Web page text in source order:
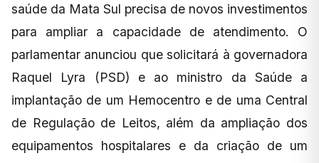
saúde da Mata Sul precisa de novos investimentos
para ampliar a capacidade de atendimento. O
parlamentar anunciou que solicitará à governadora
Raquel Lyra (PSD) e ao ministro da Saúde a
implantação de um Hemocentro e de uma Central
de Regulação de Leitos, além da ampliação dos
equipamentos hospitalares e da criação de um